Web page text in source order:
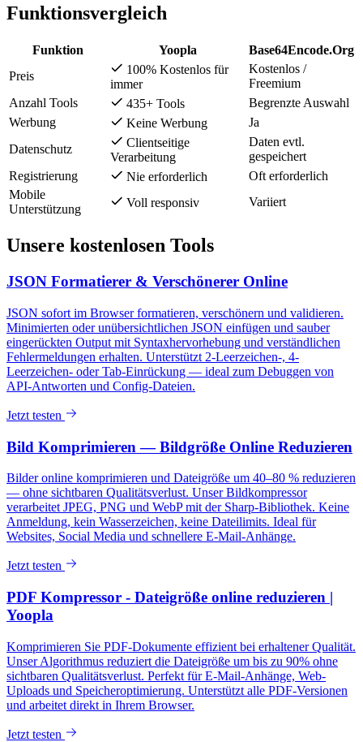
Funktionsvergleich
Funktion Yoopla
Base64Encode.Org
Preis
100% Kostenlos für
immer
Kostenlos /
Freemium
Anzahl Tools
435+ Tools
Begrenzte Auswahl
Werbung
Keine Werbung
Ja
Datenschutz
Clientseitige
Verarbeitung
Daten evtl.
gespeichert
Registrierung
Nie erforderlich
Oft erforderlich
Mobile
Unterstützung
Voll responsiv Variiert
Unsere kostenlosen Tools
JSON Formatierer & Verschönerer Online
JSON sofort im Browser formatieren, verschönern und validieren.
Minimierten oder unübersichtlichen JSON einfügen und sauber
eingerückten Output mit Syntaxhervorhebung und verständlichen
Fehlermeldungen erhalten. Unterstützt 2-Leerzeichen-, 4-
Leerzeichen- oder Tab-Einrückung — ideal zum Debuggen von
API-Antworten und Config-Dateien.
Jetzt testen
Bild Komprimieren — Bildgröße Online Reduzieren
Bilder online komprimieren und Dateigröße um 40–80 % reduzieren
— ohne sichtbaren Qualitätsverlust. Unser Bildkompressor
verarbeitet JPEG, PNG und WebP mit der Sharp-Bibliothek. Keine
Anmeldung, kein Wasserzeichen, keine Dateilimits. Ideal für
Websites, Social Media und schnellere E-Mail-Anhänge.
Jetzt testen
PDF Kompressor - Dateigröße online reduzieren |
Yoopla
Komprimieren Sie PDF-Dokumente effizient bei erhaltener Qualität.
Unser Algorithmus reduziert die Dateigröße um bis zu 90% ohne
sichtbaren Qualitätsverlust. Perfekt für E-Mail-Anhänge, Web-
Uploads und Speicheroptimierung. Unterstützt alle PDF-Versionen
und arbeitet direkt in Ihrem Browser.
Jetzt testen